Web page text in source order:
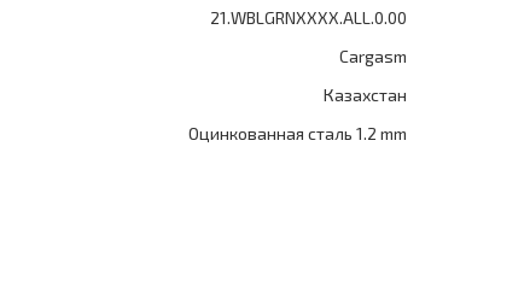
21.WBLGRNXXXX.ALL.0.00
Cargasm
Казахстан
Оцинкованная сталь 1.2 mm